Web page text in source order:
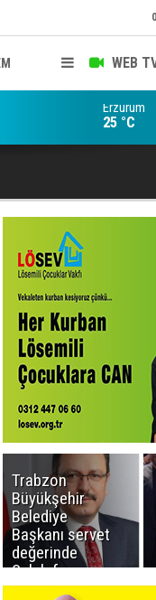
WEB
Erzurum
25 °C
Trabzon
Büyükşehir
Belediye
Başkanı servet
değerinde
Salah forması
aldı